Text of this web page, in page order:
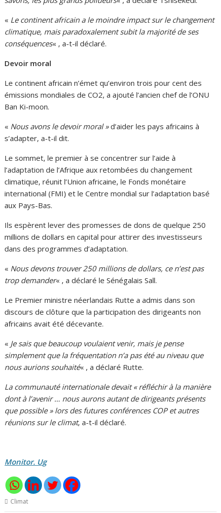
« Le continent africain a le moindre impact sur le changement
climatique, mais paradoxalement subit la majorité de ses
conséquences« , a-t-il déclaré.
Devoir moral
Le continent africain n’émet qu’environ trois pour cent des
émissions mondiales de CO2, a ajouté l’ancien chef de l’ONU
Ban Ki-moon.
« Nous avons le devoir moral »d’aider les pays africains à
s’adapter, a-t-il dit.
Le sommet, le premier à se concentrer sur l’aide à
l’adaptation de l’Afrique aux retombées du changement
climatique, réunit l’Union africaine, le Fonds monétaire
international (FMI) et le Centre mondial sur l’adaptation basé
aux Pays-Bas.
Ils espèrent lever des promesses de dons de quelque 250
millions de dollars en capital pour attirer des investisseurs
dans des programmes d’adaptation.
« Nous devons trouver 250 millions de dollars, ce n’est pas
trop demander« , a déclaré le Sénégalais Sall.
Le Premier ministre néerlandais Rutte a admis dans son
discours de clôture que la participation des dirigeants non
africains avait été décevante.
« Je sais que beaucoup voulaient venir, mais je pense
simplement que la fréquentation n’a pas été au niveau que
nous aurions souhaité« , a déclaré Rutte.
La communauté internationale devait « réfléchir à la manière
dont à l’avenir … nous aurons autant de dirigeants présents
que possible » lors des futures conférences COP et autres
réunions sur le climat, a-t-il déclaré.
Monitor. Ug
Climat